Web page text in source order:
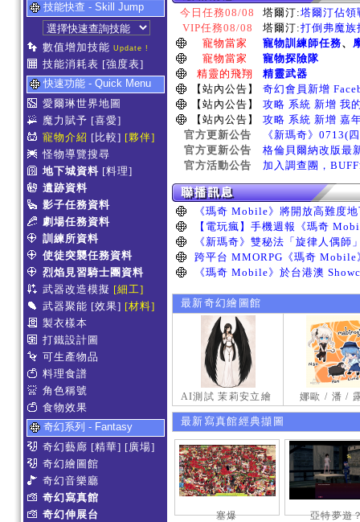
技能快查 - Skill Jump
數值增加技能 Update !
技能消耗表 [強度表]
快速功能 - Quick Menu
愛爾琳世界地圖
魔力賦予 [喜愛]
寵物介紹 [比較] [夥伴]
怪物導覽搜尋
地下城資料 [料理]
遺跡資料
影子任務資料
劇場任務資料
訓練所資料
使徒突襲任務資料
烈焰見習騎士團資料
武器改造模擬 [細工]
武器聚能 [效果] [材料]
製衣樣本
打鐵設計圖
可生產物品
料理食譜
角色稱號
食物效果
奇幻系列 - Fantasy
奇幻藝廊 [精華] [廣場]
奇幻繪圖館
奇幻音樂廳
奇幻寫真館
奇幻伸展台
今日任務08/08 塔爾汀:塔爾汀佔領
VIP任務08/08
塔爾汀:打倒弗魔族
寵物當家
寵物訓練師任務、
寵物當家
寵物探險隊
精靈的飛翔
精靈武器
【站內公告】
奇幻會員新增
【站內公告】
攻略 系統 新增 我
【站內公告】
攻略 系統 新增 嘉
官方更新公告
《新瑪奇》0713(
官方更新公告
格倫貝爾納改版最
官方活動公告
加入調查團，
最新奇幻繪圖館
AI測試 茉莉安立繪 娜歐 / 潘 /
最新寫真館經典擷圖
塞爆 亞特夢遊